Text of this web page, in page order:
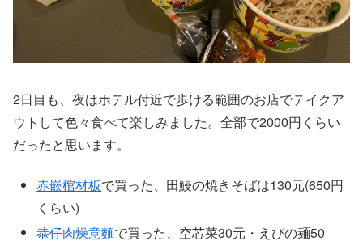
2日目も、夜はホテル付近で歩ける範囲のお店でテイクア
ウトして色々食べて楽しみました。全部で2000円くらい
だったと思います。
赤嵌棺材板で買った、田鰻の焼きそばは130元(650円
くらい)
恭仔肉燥意麵で買った、空芯菜30元・えびの麺50